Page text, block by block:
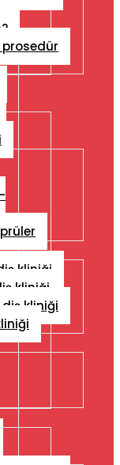
kliniği
kliniği
diş kliniği